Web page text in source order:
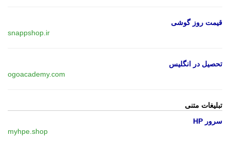
قیمت روز گوشی
snappshop.ir
تحصیل در انگلیس
ogoacademy.com
تبلیغات متنی
سرور HP
myhpe.shop